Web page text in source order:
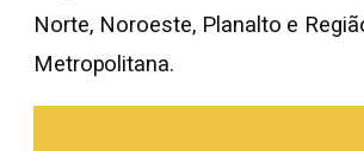
Norte, Noroeste, Planalto e
Metropolitana.